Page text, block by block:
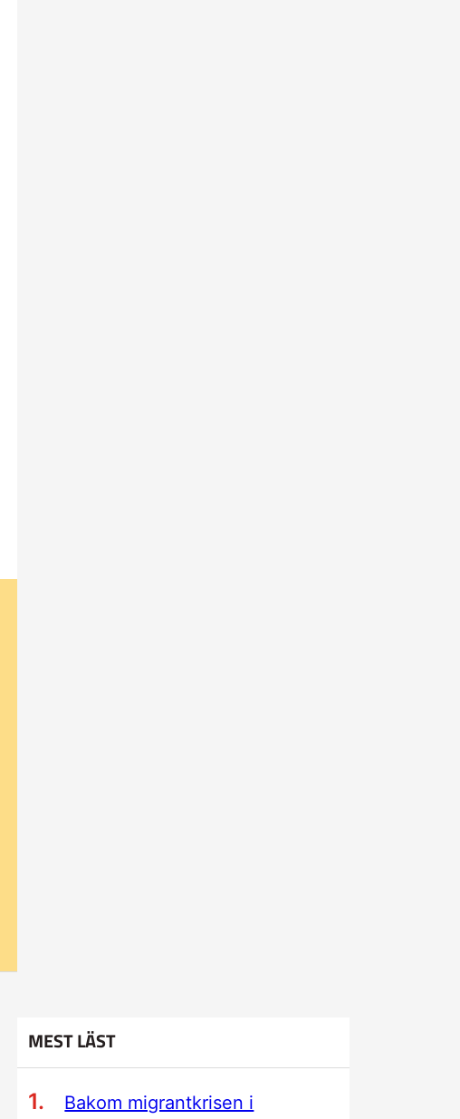
MEST LÄST
Bakom migrantkrisen i